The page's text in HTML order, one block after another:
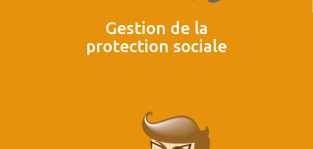
Gestion de la
protection sociale